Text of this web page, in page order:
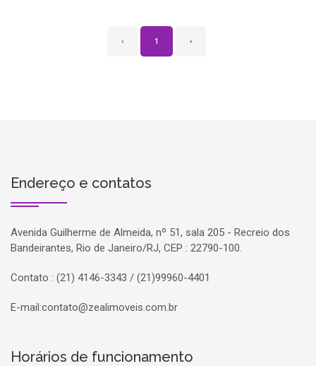
‹ 1 ›
Endereço e contatos
Avenida Guilherme de Almeida, nº 51, sala 205 - Recreio dos
Bandeirantes, Rio de Janeiro/RJ, CEP : 22790-100.
Contato : (21) 4146-3343 / (21)99960-4401
E-mail:contato@zealimoveis.com.br
Horários de funcionamento